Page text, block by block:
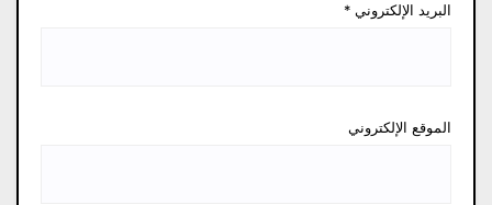
البريد الإلكتروني *
الموقع الإلكتروني